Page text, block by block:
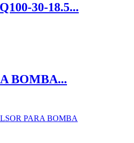
30-18.5...
BOMBA...